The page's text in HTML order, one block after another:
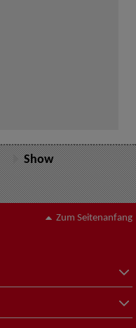
Show
Zum Seitenanfang